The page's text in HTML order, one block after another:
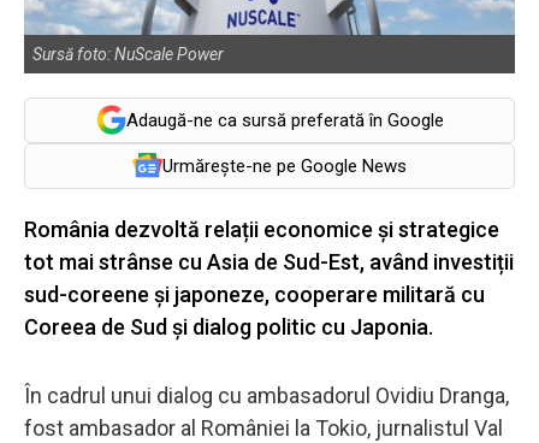
Sursă foto: NuScale Power
Adaugă-ne ca sursă preferată în Google
Urmărește-ne pe Google News
România dezvoltă relații economice și strategice
tot mai strânse cu Asia de Sud-Est, având investiții
sud-coreene și japoneze, cooperare militară cu
Coreea de Sud și dialog politic cu Japonia.
În cadrul unui dialog cu ambasadorul Ovidiu Dranga,
fost ambasador al României la Tokio, jurnalistul Val